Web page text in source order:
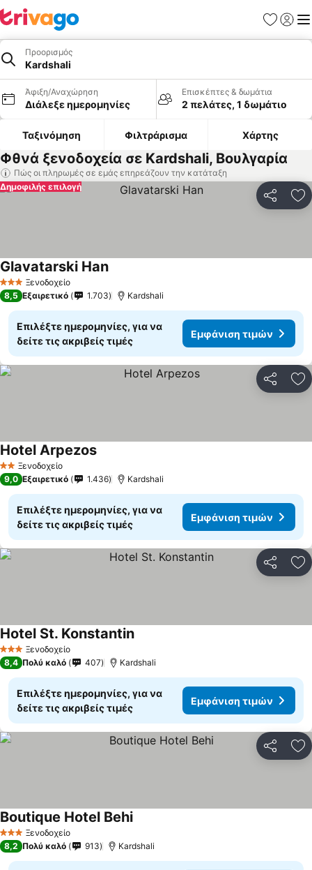
Προορισμός
Kardshali
Άφιξη/Αναχώρηση
Διάλεξε ημερομηνίες
Επισκέπτες & δωμάτια
2 πελάτες, 1 δωμάτιο
Ταξινόμηση Φιλτράρισμα Χάρτης
Φθνά ξενοδοχεία σε Kardshali, Βουλγαρία
Πώς οι πληρωμές σε εμάς επηρεάζουν την κατάταξη
Δημοφιλής επιλογή
3 ΑστέριαΞενοδοχείο
Glavatarski Han
8,5 Εξαιρετικό 1.703 Kardshali
Επιλέξτε ημερομηνίες, για να
δείτε τις ακριβείς τιμές
Εμφάνιση τιμών
2 ΑστέριαΞενοδοχείο
Hotel Arpezos
9,0 Εξαιρετικό 1.436 Kardshali
Επιλέξτε ημερομηνίες, για να
δείτε τις ακριβείς τιμές
Εμφάνιση τιμών
3 ΑστέριαΞενοδοχείο
Hotel St. Konstantin
8,4 Πολύ καλό 407 Kardshali
Επιλέξτε ημερομηνίες, για να
δείτε τις ακριβείς τιμές
Εμφάνιση τιμών
3 ΑστέριαΞενοδοχείο
Boutique Hotel Behi
8,2 Πολύ καλό 913 Kardshali